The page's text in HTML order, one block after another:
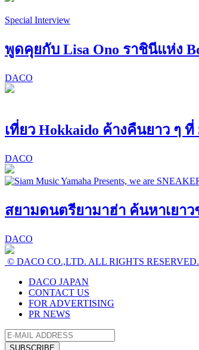
Special Interview
พูดคุยกับ Lisa Ono ราชินีแห่ง
DACO
เที่ยว Hokkaido ค้างคืนยาว ๆ
DACO
สยามดนตรียามาฮ่า ค้นหาเยาว
DACO
© DACO CO.,LTD. ALL RIGHTS RESERVED.
DACO JAPAN
CONTACT US
FOR ADVERTISING
PR NEWS